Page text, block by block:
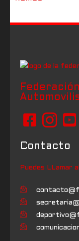
Contacto
Puedes LLamar